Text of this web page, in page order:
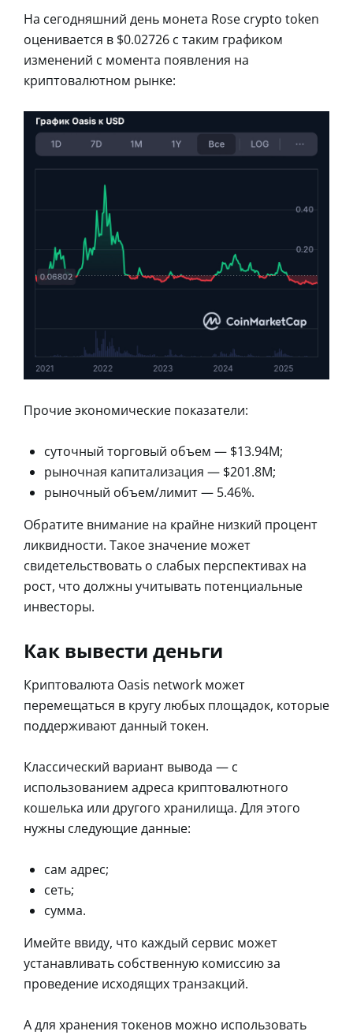
На сегодняшний день монета Rose crypto token
оценивается в $0.02726 с таким графиком
изменений с момента появления на
криптовалютном рынке:
Прочие экономические показатели:
суточный торговый объем — $13.94M;
рыночная капитализация — $201.8M;
рыночный объем/лимит — 5.46%.
Обратите внимание на крайне низкий процент
ликвидности. Такое значение может
свидетельствовать о слабых перспективах на
рост, что должны учитывать потенциальные
инвесторы.
Как вывести деньги
Криптовалюта Oasis network может
перемещаться в кругу любых площадок, которые
поддерживают данный токен.
Классический вариант вывода — с
использованием адреса криптовалютного
кошелька или другого хранилища. Для этого
нужны следующие данные:
сам адрес;
сеть;
сумма.
Имейте ввиду, что каждый сервис может
устанавливать собственную комиссию за
проведение исходящих транзакций.
А для хранения токенов можно использовать